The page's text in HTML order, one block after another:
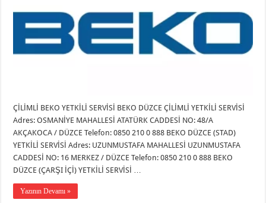
ÇİLİMLİ BEKO YETKİLİ SERVİSİ BEKO DÜZCE ÇİLİMLİ YETKİLİ SERVİSİ
Adres: OSMANİYE MAHALLESİ ATATÜRK CADDESİ NO: 48/A
AKÇAKOCA / DÜZCE Telefon: 0850 210 0 888 BEKO DÜZCE (STAD)
YETKİLİ SERVİSİ Adres: UZUNMUSTAFA MAHALLESİ UZUNMUSTAFA
CADDESİ NO: 16 MERKEZ / DÜZCE Telefon: 0850 210 0 888 BEKO
DÜZCE (ÇARŞI İÇİ) YETKİLİ SERVİSİ …
Yazının Devamı »